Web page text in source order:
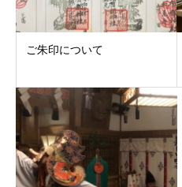
ご朱印について